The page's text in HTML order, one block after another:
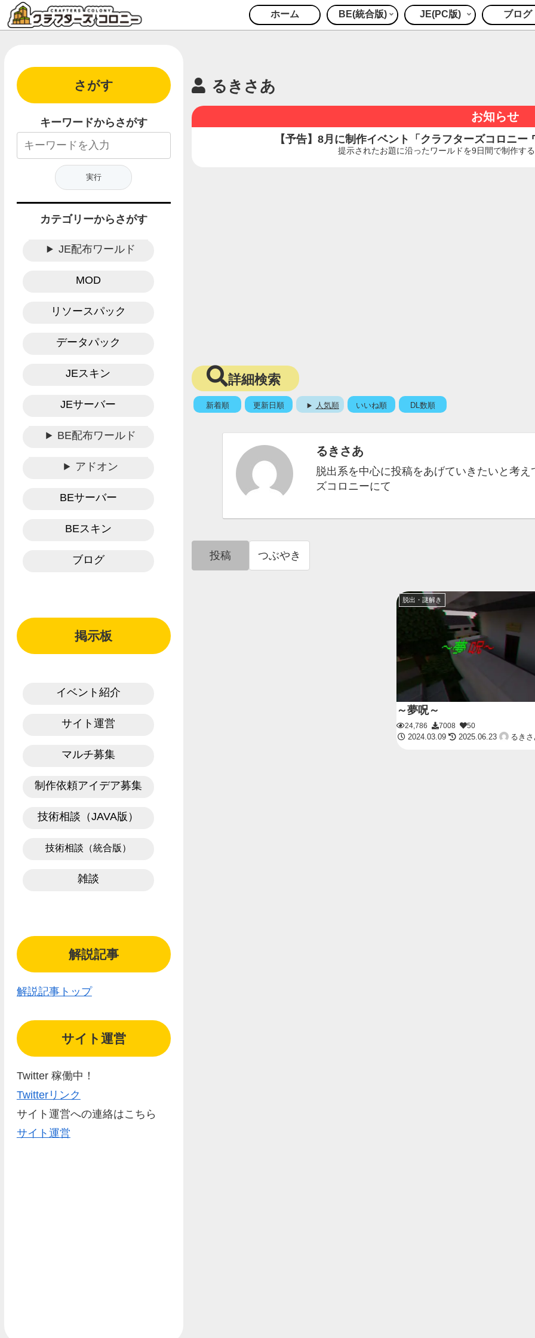
ホーム BE(統合版) JE(PC版) ブログ
るきさあ
お知らせ
【予告】8月に制作イベント「クラフターズコロニ
提示されたお題に沿ったワールドを9日間で制作す
詳細検索
新着順 更新日順 人気順 いいね順 DL数順
るきさあ
脱出系を中心に投稿をあげていきたいと考
ズコロニーにて
投稿 つぶやき
脱出・謎解き
～夢呪～
24,786 7008
50
2024.03.09
2025.06.23 るき
さがす
キーワードからさがす
カテゴリーからさがす
JE配布ワールド
MOD
リソースパック
データパック
JEスキン
JEサーバー
BE配布ワールド
アドオン
BEサーバー
BEスキン
ブログ
掲示板
イベント紹介
サイト運営
マルチ募集
制作依頼アイデア募集
技術相談（JAVA版）
技術相談（統合版）
雑談
解説記事
解説記事トップ
サイト運営
Twitter 稼働中！
Twitterリンク
サイト運営への連絡はこちら
サイト運営